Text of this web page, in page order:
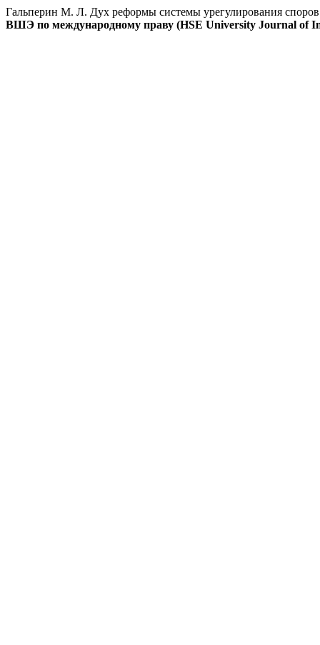
Гальперин М. Л. Дух реформы системы урегулирования
ВШЭ по международному праву (HSE University Journal of